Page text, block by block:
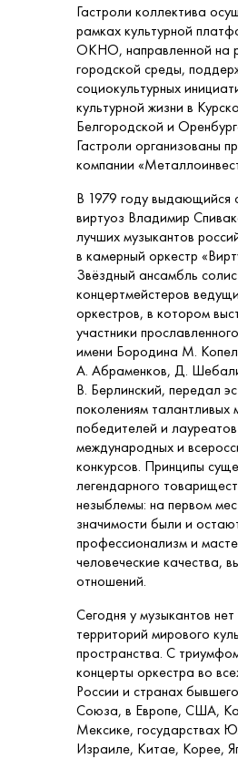
Гастроли коллектива
рамках культурной
ОКНО, направленной на
городской среды,
социокультурных
культурной жизни в
Белгородской и
Гастроли организованы
компании
В 1979 году выдающийся
виртуоз Владимир
лучших музыкантов
в камерный оркестр
Звёздный ансамбль
концертмейстеров
оркестров, в котором
участники
имени Бородина М.
А. Абраменков, Д.
В. Берлинский, передал
поколениям талантливых
победителей и лауреатов
международных и
конкурсов. Принципы
легендарного
незыблемы: на первом
значимости были и
профессионализм и
человеческие качества,
отношений.
Сегодня у музыкантов
территорий мирового
пространства. С
концерты оркестра во
России и странах
Союза, в Европе, США,
Мексике, государствах
Израиле, Китае, Корее,